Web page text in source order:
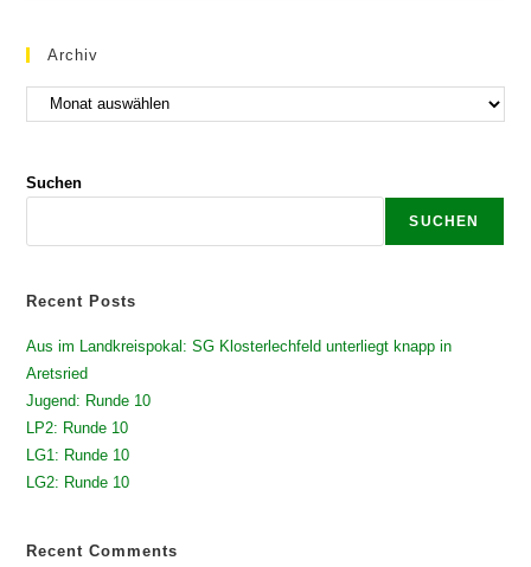
Archiv
Suchen
SUCHEN
Recent Posts
Aus im Landkreispokal: SG Klosterlechfeld unterliegt knapp in
Aretsried
Jugend: Runde 10
LP2: Runde 10
LG1: Runde 10
LG2: Runde 10
Recent Comments